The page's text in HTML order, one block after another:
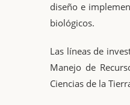
diseño e
biológicos.
Las líneas de
Manejo de
Ciencias de la